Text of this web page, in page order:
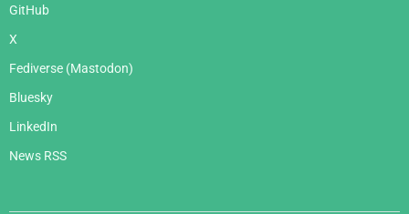
GitHub
X
Fediverse (Mastodon)
Bluesky
LinkedIn
News RSS